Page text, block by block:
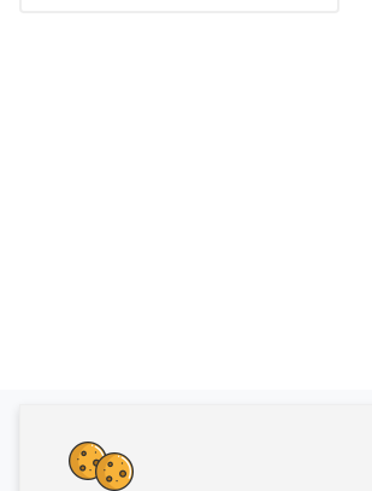
Банкротство влечет